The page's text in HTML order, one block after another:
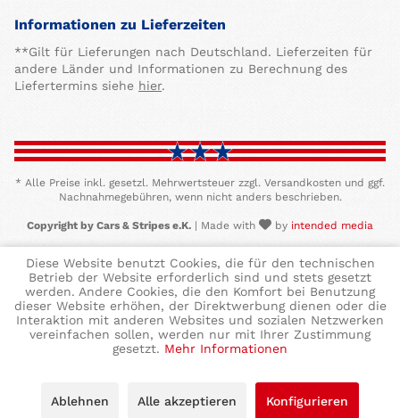
Informationen zu Lieferzeiten
**Gilt für Lieferungen nach Deutschland. Lieferzeiten für
andere Länder und Informationen zu Berechnung des
Liefertermins siehe hier.
* Alle Preise inkl. gesetzl. Mehrwertsteuer zzgl. Versandkosten und ggf.
Nachnahmegebühren, wenn nicht anders beschrieben.
Copyright by Cars & Stripes e.K. | Made with by intended media
Diese Website benutzt Cookies, die für den technischen
Betrieb der Website erforderlich sind und stets gesetzt
werden. Andere Cookies, die den Komfort bei Benutzung
dieser Website erhöhen, der Direktwerbung dienen oder die
Interaktion mit anderen Websites und sozialen Netzwerken
vereinfachen sollen, werden nur mit Ihrer Zustimmung
gesetzt. Mehr Informationen
Ablehnen Alle akzeptieren Konfigurieren